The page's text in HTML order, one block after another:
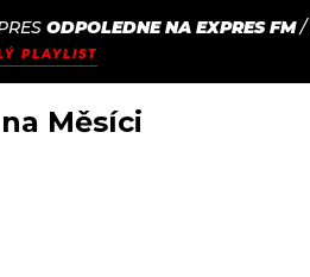
JAK
NALADIT
ODPOLEDNE NA EXPRES FM/
PLAYLIST
Měsíci